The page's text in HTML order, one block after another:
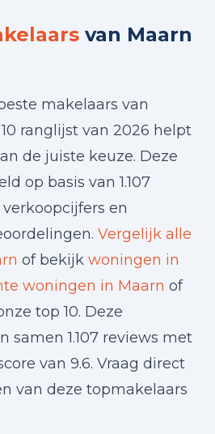
van Maarn
makelaars van
ranglijst van 2026 helpt
de juiste keuze. Deze
op basis van 1.107
en
Vergelijk alle
of bekijk woningen in
woningen in Maarn of
top 10. Deze
samen 1.107 reviews met
van 9.6. Vraag direct
van deze topmakelaars